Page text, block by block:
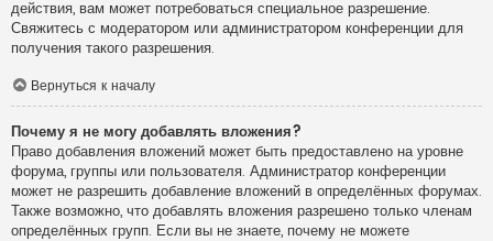
действия, вам может потребоваться специальное разрешение.
Свяжитесь с модератором или администратором конференции для
получения такого разрешения.
Вернуться к началу
Почему я не могу добавлять вложения?
Право добавления вложений может быть предоставлено на уровне
форума, группы или пользователя. Администратор конференции
может не разрешить добавление вложений в определённых форумах.
Также возможно, что добавлять вложения разрешено только членам
определённых групп. Если вы не знаете, почему не можете